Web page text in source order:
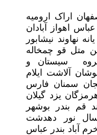
اراک ارومیه
اهواز آبادان
نهاوند نیشابور
متل قو چمخاله
سیستان و
آلاشت ایلام
سمنان فارس
یزد گیلان
قم بندر بوشهر
نور دهدشت
آباد بندر عباس